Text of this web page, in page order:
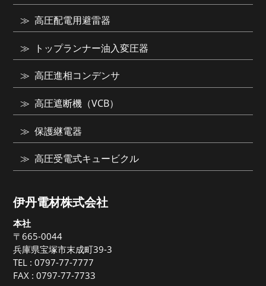
伊丹電材株式会社
本社
〒665-0044
兵庫県宝塚市末成町39-3
TEL :0797-77-7777
FAX : 0797-77-7733
高圧配電用避雷器
トップランナー油入変圧器
高圧進相コンデンサ
高圧遮断機（VCB）
保護継電器
高圧受電式キュービクル